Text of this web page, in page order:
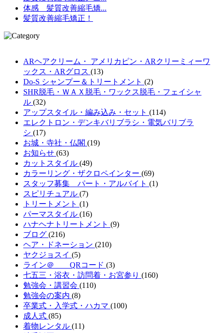
体感 髪質改善縮毛矯...
髪質改善縮毛矯正！
ARヘアクリーム・ アメリカピン・ARクリーミィーワ
ックス・ARグロス (13)
Do-S シャンプー＆トリートメント (2)
SHR脱毛・ＷＡＸ脱毛・ワックス脱毛・フェイシャ
ル (32)
アップスタイル・編み込み・セット (114)
エレクトロン・デンキバリブラシ・電気バリブラ
シ (17)
お城・寺社・仏閣 (19)
お知らせ (63)
カットスタイル (49)
カラーリング・ザクロペインター (69)
スタッフ募集 パート・アルバイト (1)
スピリチュアル (7)
トリートメント (1)
パーマスタイル (16)
ハナヘナトリートメント (9)
ブログ (216)
ヘア・ドネーション (210)
ヤクジョスイ (5)
ライン＠ QRコード (3)
七五三・浴衣・訪問着・お宮参り (160)
勉強会・講習会 (110)
勉強会の案内 (8)
卒業式・入学式・ハカマ (100)
成人式 (85)
着物レンタル (11)